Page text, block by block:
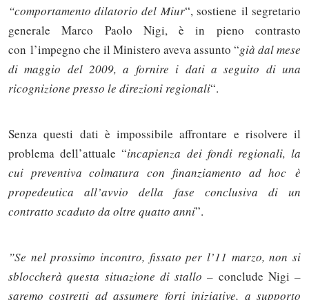
“comportamento dilatorio del Miur“, sostiene il segretario
generale Marco Paolo Nigi, è in pieno contrasto
con l’impegno che il Ministero aveva assunto “già dal mese
di maggio del 2009, a fornire i dati a seguito di una
ricognizione presso le direzioni regionali“.
Senza questi dati è impossibile affrontare e risolvere il
problema dell’attuale “incapienza dei fondi regionali, la
cui preventiva colmatura con finanziamento ad hoc è
propedeutica all’avvio della fase conclusiva di un
contratto scaduto da oltre quatto anni”.
”Se nel prossimo incontro, fissato per l’11 marzo, non si
sbloccherà questa situazione di stallo – conclude Nigi –
saremo costretti ad assumere forti iniziative, a supporto